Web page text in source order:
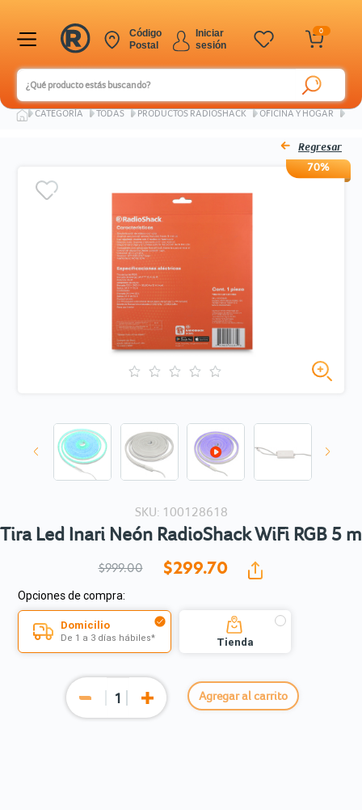
0
Iniciar
sesión
Código
Postal
CATEGORÍA TODAS PRODUCTOS RADIOSHACK OFICINA Y HOGAR
Regresar
70%
SKU: 100128618
Tira Led Inari Neón RadioShack WiFi RGB 5 m
$999.00 $299.70
Opciones de compra:
Domicilio
De 1 a 3 días hábiles* Tienda
Agregar al carrito
Ingresar Codigo Postal